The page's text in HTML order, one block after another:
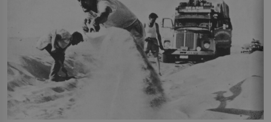
připomíná jelena, v kohoutku dosahuje […]